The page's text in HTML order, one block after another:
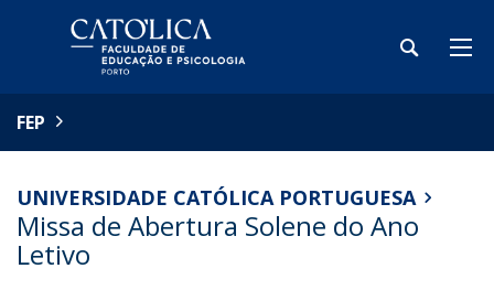
FEP
UNIVERSIDADE CATÓLICA PORTUGUESA
Missa de Abertura Solene do Ano
Letivo